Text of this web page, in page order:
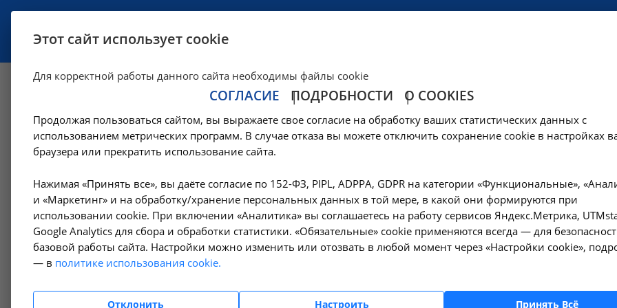
Материально-техническое
Образование — Материально-техническое обеспечение
Для нормального функционирования и развития
следующие ресурсы:
- учебные классы;
- комната для преподавателей;
- интерактивные панели;
- мультимедиа проектор;
- наглядные пособия и информационные плакаты.
Основные сведения
Руководство
Этот сайт использует cookie
Для корректной работы данного сайта необходимы файлы cookie
СОГЛАСИЕ ПОДРОБНОСТИ О COOKIES
Продолжая пользоваться сайтом, вы выражаете свое согласие на обработку ваших статистических данных с
использованием метрических программ. В случае отказа вы можете отключить сохранение cookie в настройках
браузера или прекратить использование сайта.
Нажимая «Принять все», вы даёте согласие по 152-ФЗ, PIPL, ADPPA, GDPR на категории «Функциональные»,
и «Маркетинг» и на обработку/хранение персональных данных в той мере, в какой они формируются при
использовании cookie. При включении «Аналитика» вы соглашаетесь на работу сервисов Яндекс.Метрика,
Google Analytics для сбора и обработки статистики. «Обязательные» cookie применяются всегда — для
базовой работы сайта. Настройки можно изменить или отозвать в любой момент через «Настройки cookie»,
— в политике использования cookie.
Отклонить Настроить Принять Всё